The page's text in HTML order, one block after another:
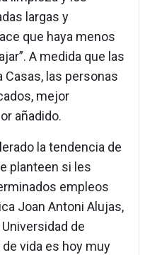
largas y
que haya menos
A medida que las
Casas, las personas
mejor
añadido.
la tendencia de
planteen si les
empleos
Joan Antoni Alujas,
de
de vida es hoy muy